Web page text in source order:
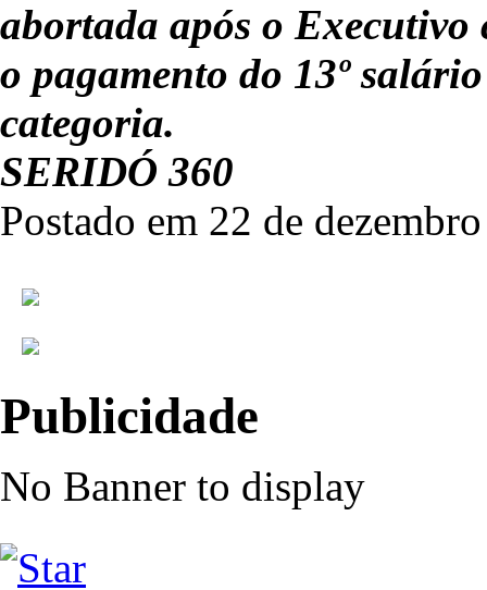
abortada após o
o pagamento do 13º
categoria.
SERIDÓ 360
Postado em 22 de
Publicidade
No Banner to display